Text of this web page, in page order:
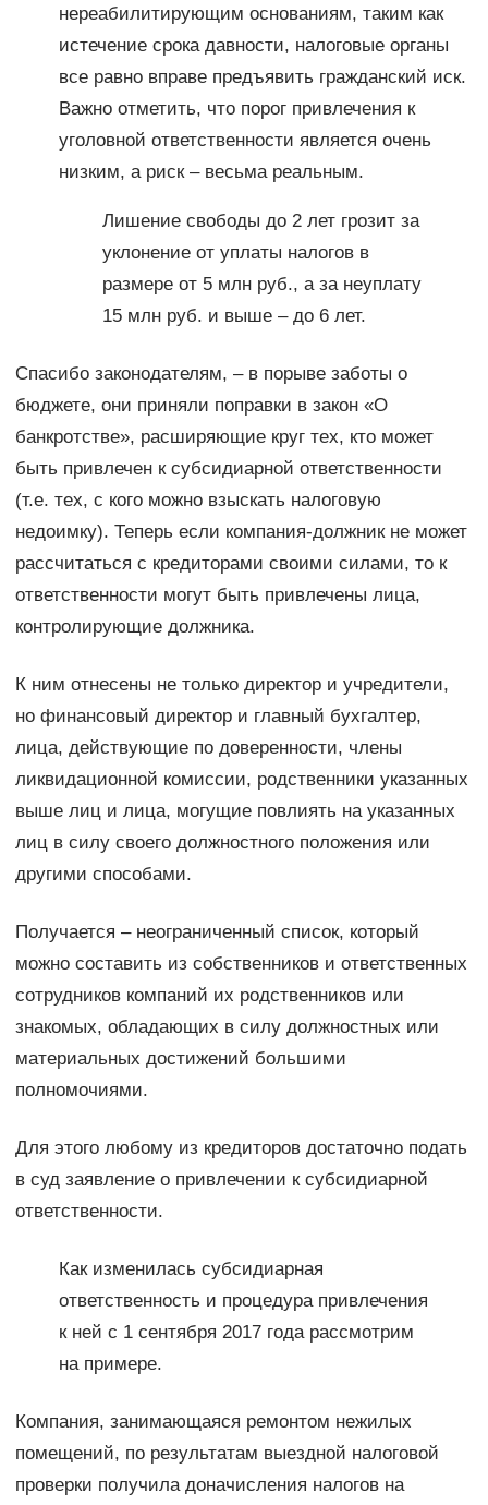
нереабилитирующим основаниям, таким как
истечение срока давности, налоговые органы
все равно вправе предъявить гражданский иск.
Важно отметить, что порог привлечения к
уголовной ответственности является очень
низким, а риск – весьма реальным.
Лишение свободы до 2 лет грозит за
уклонение от уплаты налогов в
размере от 5 млн руб., а за неуплату
15 млн руб. и выше – до 6 лет.
Спасибо законодателям, – в порыве заботы о
бюджете, они приняли поправки в закон «О
банкротстве», расширяющие круг тех, кто может
быть привлечен к субсидиарной ответственности
(т.е. тех, с кого можно взыскать налоговую
недоимку). Теперь если компания-должник не может
рассчитаться с кредиторами своими силами, то к
ответственности могут быть привлечены лица,
контролирующие должника.
К ним отнесены не только директор и учредители,
но финансовый директор и главный бухгалтер,
лица, действующие по доверенности, члены
ликвидационной комиссии, родственники указанных
выше лиц и лица, могущие повлиять на указанных
лиц в силу своего должностного положения или
другими способами.
Получается – неограниченный список, который
можно составить из собственников и ответственных
сотрудников компаний их родственников или
знакомых, обладающих в силу должностных или
материальных достижений большими
полномочиями.
Для этого любому из кредиторов достаточно подать
в суд заявление о привлечении к субсидиарной
ответственности.
Как изменилась субсидиарная
ответственность и процедура привлечения
к ней с 1 сентября 2017 года рассмотрим
на примере.
Компания, занимающаяся ремонтом нежилых
помещений, по результатам выездной налоговой
проверки получила доначисления налогов на